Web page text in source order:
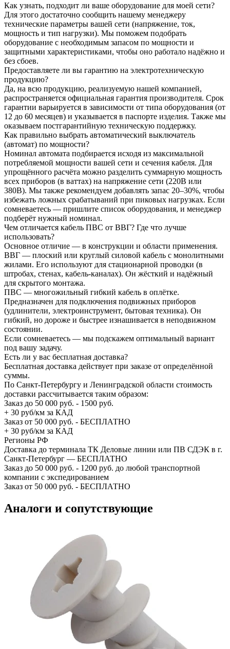
Как узнать, подходит ли ваше оборудование для моей сети?
Для этого достаточно сообщить нашему менеджеру
технические параметры вашей сети (напряжение, ток,
мощность и тип нагрузки). Мы поможем подобрать
оборудование с необходимым запасом по мощности и
защитными характеристиками, чтобы оно работало надёжно и
без сбоев.
Предоставляете ли вы гарантию на электротехническую
продукцию?
Да, на всю продукцию, реализуемую нашей компанией,
распространяется официальная гарантия производителя. Срок
гарантии варьируется в зависимости от типа оборудования (от
12 до 60 месяцев) и указывается в паспорте изделия. Также мы
оказываем постгарантийную техническую поддержку.
Как правильно выбрать автоматический выключатель
(автомат) по мощности?
Номинал автомата подбирается исходя из максимальной
потребляемой мощности вашей сети и сечения кабеля. Для
упрощённого расчёта можно разделить суммарную мощность
всех приборов (в ваттах) на напряжение сети (220В или
380В). Мы также рекомендуем добавлять запас 20–30%, чтобы
избежать ложных срабатываний при пиковых нагрузках. Если
сомневаетесь — пришлите список оборудования, и менеджер
подберёт нужный номинал.
Чем отличается кабель ПВС от ВВГ? Где что лучше
использовать?
Основное отличие — в конструкции и области применения.
ВВГ — плоский или круглый силовой кабель с монолитными
жилами. Его используют для стационарной проводки (в
штробах, стенах, кабель-каналах). Он жёсткий и надёжный
для скрытого монтажа.
ПВС — многожильный гибкий кабель в оплётке.
Предназначен для подключения подвижных приборов
(удлинители, электроинструмент, бытовая техника). Он
гибкий, но дороже и быстрее изнашивается в неподвижном
состоянии.
Если сомневаетесь — мы подскажем оптимальный вариант
под вашу задачу.
Есть ли у вас бесплатная доставка?
Бесплатная доставка действует при заказе от определённой
суммы.
По Санкт-Петербургу и Ленинградской области стоимость
доставки рассчитывается таким образом:
Заказ до 50 000 руб. - 1500 руб.
+ 30 руб/км за КАД
Заказ от 50 000 руб. - БЕСПЛАТНО
+ 30 руб/км за КАД
Регионы РФ
Доставка до терминала ТК Деловые линии или ПВ СДЭК в г.
Санкт-Петербург — БЕСПЛАТНО
Заказ до 50 000 руб. - 1200 руб. до любой транспортной
компании с экспедированием
Заказ от 50 000 руб. - БЕСПЛАТНО
Аналоги и сопутствующие